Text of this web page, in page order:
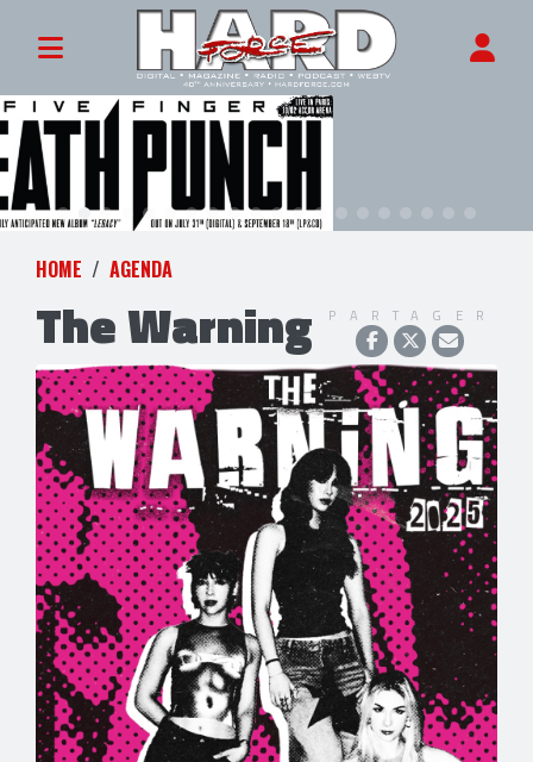
HOME AGENDA
The Warning PARTAGER